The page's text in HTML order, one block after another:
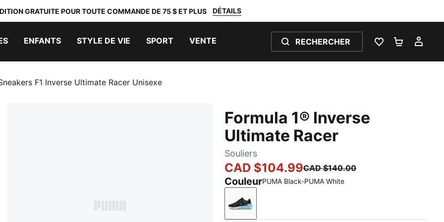
GRATUITE POUR TOUTE COMMANDE DE 75 $ ET PLUS DÉTAILS
ENFANTS STYLE DE VIE SPORT VENTE RECHERCHER
LISTE DEPANIER 0
F1 Inverse Ultimate Racer Unisexe
Formula 1® Inverse
Ultimate Racer
Souliers
CAD $104.99CAD $140.00
CouleurPUMA Black-PUMA White
PUMA Black-PUMA White